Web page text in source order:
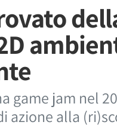
game jam nel
azione alla